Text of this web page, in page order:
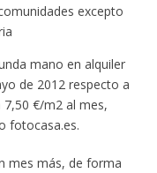
excepto
mano en alquiler
de 2012 respecto a
€/m2 al mes,
fotocasa.es.
mes más, de forma